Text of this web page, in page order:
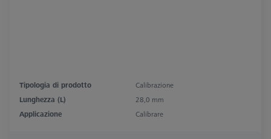
Tipologia di prodotto
Calibrazione
Lunghezza (L)
28,0 mm
Applicazione
Calibrare